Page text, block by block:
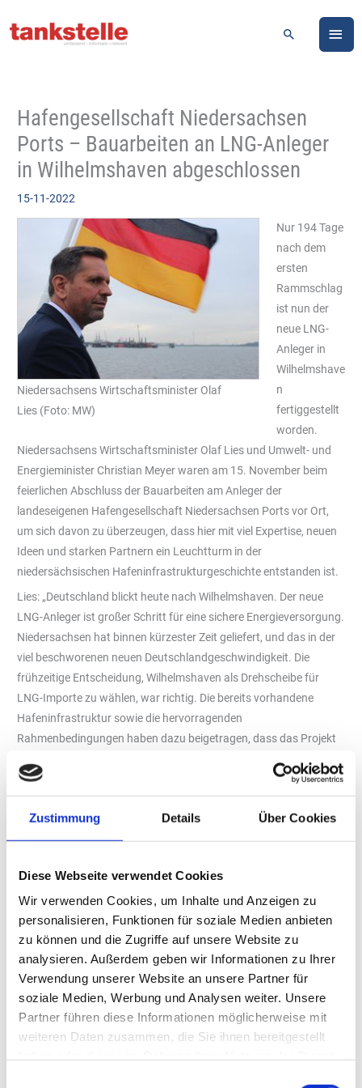
Zustimmung Details Über Cookies
Diese Webseite verwendet Cookies
Wir verwenden Cookies, um Inhalte und Anzeigen zu
personalisieren, Funktionen für soziale Medien anbieten
zu können und die Zugriffe auf unsere Website zu
analysieren. Außerdem geben wir Informationen zu Ihrer
Verwendung unserer Website an unsere Partner für
soziale Medien, Werbung und Analysen weiter. Unsere
Partner führen diese Informationen möglicherweise mit
weiteren Daten zusammen, die Sie ihnen bereitgestellt
Inhalt
Suchen
Hafengesellschaft Niedersachsen
Ports – Bauarbeiten an LNG-Anleger
in Wilhelmshaven abgeschlossen
15-11-2022
Niedersachsens Wirtschaftsminister Olaf
Lies (Foto: MW)
Nur 194 Tage
nach dem
ersten
Rammschlag
ist nun der
neue LNG-
Anleger in
Wilhelmshave
n
fertiggestellt
worden.
Niedersachsens Wirtschaftsminister Olaf Lies und Umwelt- und
Energieminister Christian Meyer waren am 15. November beim
feierlichen Abschluss der Bauarbeiten am Anleger der
landeseigenen Hafengesellschaft Niedersachsen Ports vor Ort,
um sich davon zu überzeugen, dass hier mit viel Expertise, neuen
Ideen und starken Partnern ein Leuchtturm in der
niedersächsischen Hafeninfrastrukturgeschichte entstanden ist.
Lies: „Deutschland blickt heute nach Wilhelmshaven. Der neue
LNG-Anleger ist großer Schritt für eine sichere Energieversorgung.
Niedersachsen hat binnen kürzester Zeit geliefert, und das in der
viel beschworenen neuen Deutschlandgeschwindigkeit. Die
frühzeitige Entscheidung, Wilhelmshaven als Drehscheibe für
LNG-Importe zu wählen, war richtig. Die bereits vorhandene
Hafeninfrastruktur sowie die hervorragenden
Rahmenbedingungen haben dazu beigetragen, dass das Projekt
zu einer Erfolgsgeschichte wurde. Möglich wurde dies vor allem
durch die präzise Abstimmung und die hochprofessionelle
Zusammenarbeit aller Projektpartner. Innovation und
Ingenieurskunst waren die Motoren für ein Infrastrukturprojekt
von nationaler Bedeutung. Mein Dank gilt allen beteiligten
insbesondere der NPorts-Mannschaft.“
Minister Meyer: „Der neue Anleger von NPorts wird einen Beitrag
zur Versorgungssicherheit in Niedersachsen und Deutschland
leisten. Gleichzeitig wollen wir mit dem Energiewende-Turbo sowie
dem Ausbau der Erneuerbaren Energien und Speicher
schnellstmöglich entsprechend unserer Klimaziele die Importe
von fossilen Energien immer weiter verringern. Ziel ist es,
schnellstmöglich auf klimaneutrale grüne Gase umzustellen und
Wilhelmshaven zur Drehscheibe für Grünen Wasserstoff und den